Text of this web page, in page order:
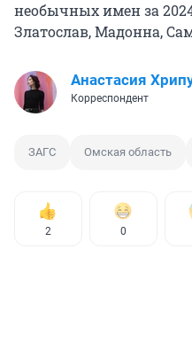
необычных имен за
Златослав, Мадонна,
Анастасия
Корреспондент
ЗАГС Омская область
2 0